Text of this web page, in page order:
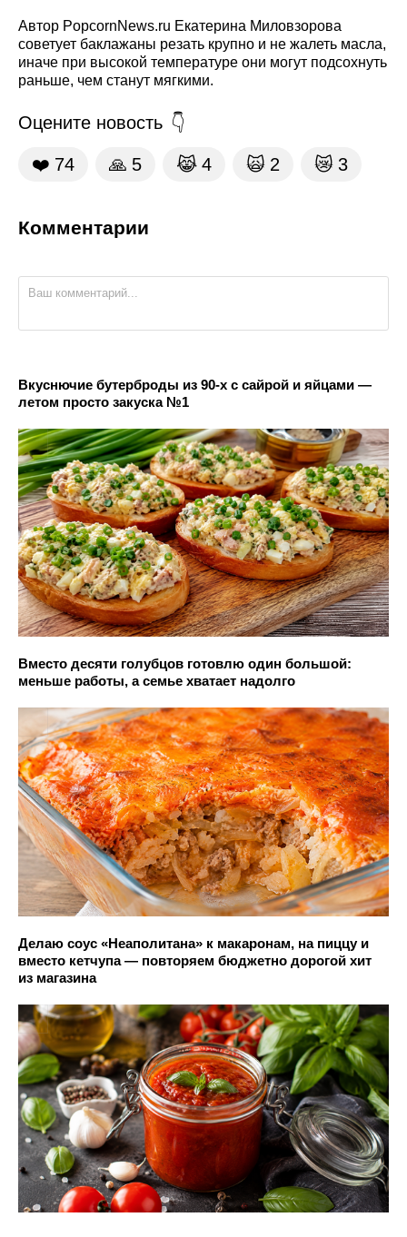
Автор PopcornNews.ru Екатерина Миловзорова
советует баклажаны резать крупно и не жалеть масла,
иначе при высокой температуре они могут подсохнуть
раньше, чем станут мягкими.
Оцените новость
❤️ 74 🙏 5 😹 4 🙀 2 😿 3
Комментарии
Вкуснючие бутерброды из 90-х с сайрой и яйцами —
летом просто закуска №1
Вместо десяти голубцов готовлю один большой:
меньше работы, а семье хватает надолго
Делаю соус «Неаполитана» к макаронам, на пиццу и
вместо кетчупа — повторяем бюджетно дорогой хит
из магазина